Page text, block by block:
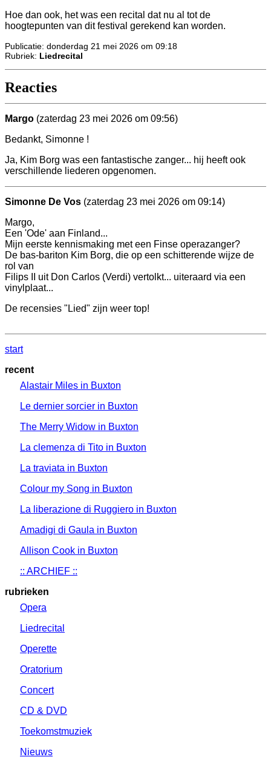
Hoe dan ook, het was een recital dat nu al tot de
hoogtepunten van dit festival gerekend kan worden.
Publicatie: donderdag 21 mei 2026 om 09:18
Rubriek: Liedrecital
Reacties
Margo (zaterdag 23 mei 2026 om 09:56)
Bedankt, Simonne !
Ja, Kim Borg was een fantastische zanger... hij heeft ook
verschillende liederen opgenomen.
Simonne De Vos (zaterdag 23 mei 2026 om 09:14)
Margo,
Een 'Ode' aan Finland...
Mijn eerste kennismaking met een Finse operazanger?
De bas-bariton Kim Borg, die op een schitterende wijze de
rol van
Filips II uit Don Carlos (Verdi) vertolkt... uiteraard via een
vinylplaat...
De recensies "Lied" zijn weer top!
start
recent
Alastair Miles in Buxton
Le dernier sorcier in Buxton
The Merry Widow in Buxton
La clemenza di Tito in Buxton
La traviata in Buxton
Colour my Song in Buxton
La liberazione di Ruggiero in Buxton
Amadigi di Gaula in Buxton
Allison Cook in Buxton
:: ARCHIEF ::
rubrieken
Opera
Liedrecital
Operette
Oratorium
Concert
CD & DVD
Toekomstmuziek
Nieuws